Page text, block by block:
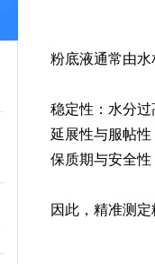
粉底液通常由
稳定性：水分
延展性与服帖
保质期与安全
因此，精准测